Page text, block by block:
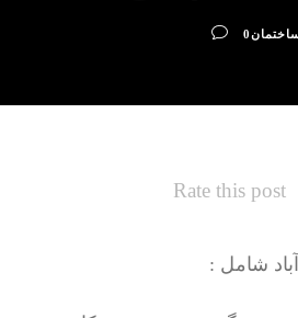
0
Rate this post
شامل :